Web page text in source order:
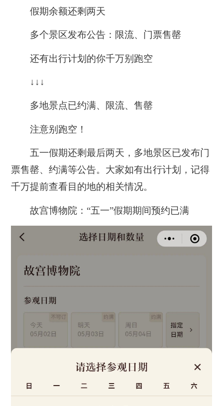
假期余额还剩两天
多个景区发布公告：限流、门票售罄
还有出行计划的你千万别跑空
↓↓↓
多地景点已约满、限流、售罄
注意别跑空！
五一假期还剩最后两天，多地景区已发布门
票售罄、约满等公告。大家如有出行计划，记得
千万提前查看目的地的相关情况。
故宫博物院：“五一”假期期间预约已满